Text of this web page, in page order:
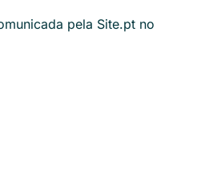
pela Site.pt no